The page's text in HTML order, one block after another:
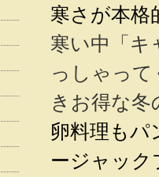
寒さが本格
寒い中「キ
っしゃっ
きお得な
卵料理も
ージャック